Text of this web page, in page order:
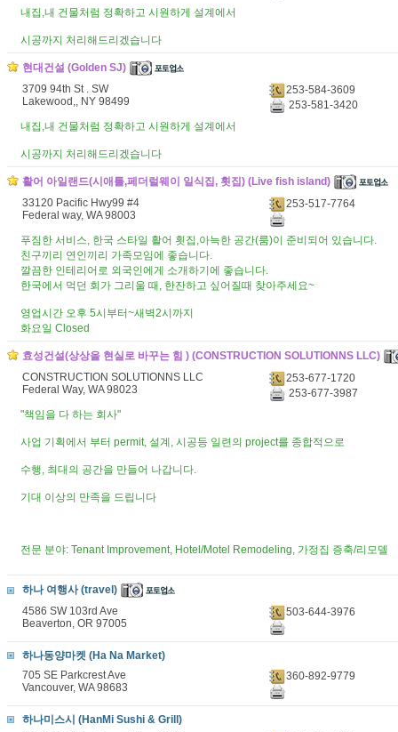
내집,내 건물처럼 정확하고 시원하게 설계에서
시공까지 처리해드리겠습니다
현대건설 (Golden SJ)
3709 94th St . SW
Lakewood,, NY 98499
253-584-3609
253-581-3420
내집,내 건물처럼 정확하고 시원하게 설계에서
시공까지 처리해드리겠습니다
활어 아일랜드(시애틀,페더럴웨이 일식집, 횟집) (Live fish island)
33120 Pacific Hwy99 #4
Federal way, WA 98003
253-517-7764
푸짐한 서비스, 한국 스타일 활어 횟집,아늑한 공간(룸)이 준비되어 있습니다.
친구끼리 연인끼리 가족모임에 좋습니다.
깔끔한 인테리어로 외국인에게 소개하기에 좋습니다.
한국에서 먹던 회가 그리울 때, 한잔하고 싶어질때 찾아주세요~
영업시간 오후 5시부터~새벽2시까지
화요일 Closed
효성건설(상상을 현실로 바꾸는 힘 ) (CONSTRUCTION SOLUTIONNS LLC)
CONSTRUCTION SOLUTIONNS LLC
Federal Way, WA 98023
253-677-1720
253-677-3987
"책임을 다 하는 회사"
사업 기획에서 부터 permit, 설계, 시공등 일련의 project를 종합적으로
수행, 최대의 공간을 만들어 나갑니다.
기대 이상의 만족을 드립니다
전문 분야: Tenant Improvement, Hotel/Motel Remodeling, 가정집 증축/리모델
하나 여행사 (travel)
4586 SW 103rd Ave
Beaverton, OR 97005
503-644-3976
하나동양마켓 (Ha Na Market)
705 SE Parkcrest Ave
Vancouver, WA 98683
360-892-9779
하나미스시 (HanMi Sushi & Grill)